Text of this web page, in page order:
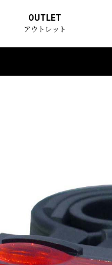
OUTLET
アウトレット